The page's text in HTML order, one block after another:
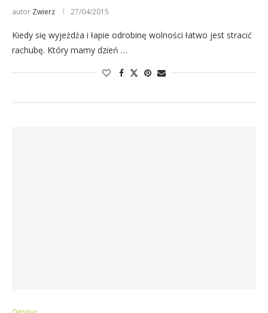
autor Zwierz 27/04/2015
Kiedy się wyjeżdża i łapie odrobinę wolności łatwo jest stracić
rachubę. Który mamy dzień …